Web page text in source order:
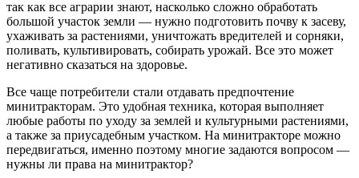
так как все аграрии знают, насколько сложно обработать
большой участок земли — нужно подготовить почву к засеву,
ухаживать за растениями, уничтожать вредителей и сорняки,
поливать, культивировать, собирать урожай. Все это может
негативно сказаться на здоровье.
Все чаще потребители стали отдавать предпочтение
минитракторам. Это удобная техника, которая выполняет
любые работы по уходу за землей и культурными растениями,
а также за приусадебным участком. На минитракторе можно
передвигаться, именно поэтому многие задаются вопросом —
нужны ли права на минитрактор?